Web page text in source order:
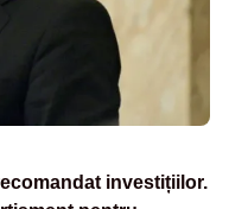
investițiilor.